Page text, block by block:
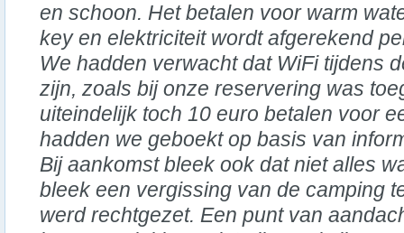
en schoon. Het betalen voor warm
key en elektriciteit wordt afgerekend
We hadden verwacht dat WiFi tijdens
zijn, zoals bij onze reservering was
uiteindelijk toch 10 euro betalen voor
hadden we geboekt op basis van
Bij aankomst bleek ook dat niet alles
bleek een vergissing van de camping
werd rechtgezet. Een punt van